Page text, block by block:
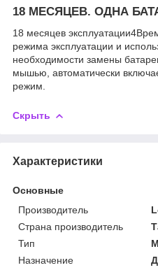
18 МЕСЯЦЕВ. ОДНА
18 месяцев
режима эксплуатации и
необходимости замены
мышью, автоматически
режим.
Скрыть
Характеристики
Основные
Производитель
Страна производитель
Тип
Назначение